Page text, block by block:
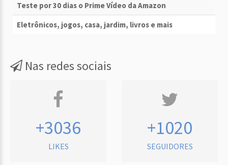
Teste por 30 dias o Prime Vídeo da Amazon
Eletrônicos, jogos, casa, jardim, livros e mais
Nas redes sociais
+3036
LIKES
+1020
SEGUIDORES